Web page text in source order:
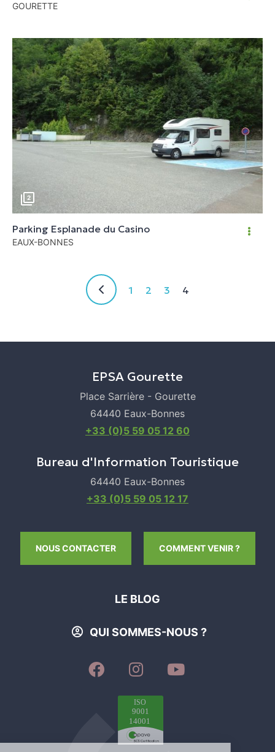
GOURETTE
2
Parking Esplanade du Casino
EAUX-BONNES
1 2 3 4
EPSA Gourette
Place Sarrière - Gourette
64440 Eaux-Bonnes
+33 (0)5 59 05 12 60
Bureau d'Information Touristique
64440 Eaux-Bonnes
+33 (0)5 59 05 12 17
NOUS CONTACTER COMMENT VENIR ?
LE BLOG
QUI SOMMES-NOUS ?
SUIVEZ-
NOUS
SUR
SUIVEZ-
NOUS
SUR